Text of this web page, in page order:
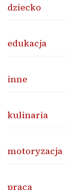
dziecko
edukacja
inne
kulinaria
motoryzacja
praca